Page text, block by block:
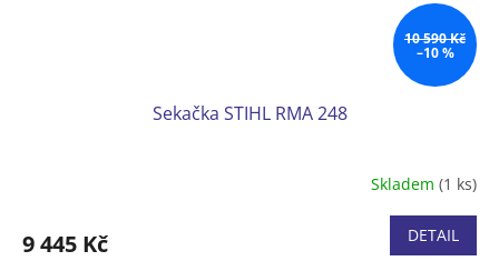
10 590 Kč
–10 %
Sekačka STIHL RMA 248
Skladem (1 ks)
9 445 Kč DETAIL